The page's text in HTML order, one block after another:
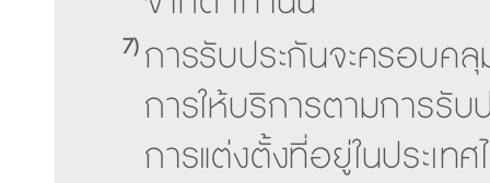
7) การรับประกันจะครอบคลุ
การให้บริการตามการรั
การแต่งตั้งที่อยู่ในประเท